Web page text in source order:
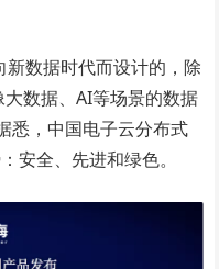
数据时代而设计的，除
数据、AI等场景的数据
悉，中国电子云分布式
安全、先进和绿色。